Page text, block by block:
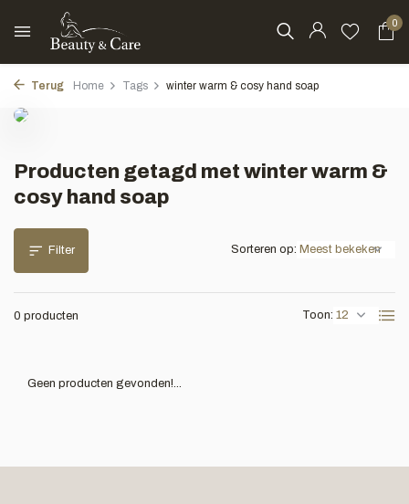
0
Terug Home Tags winter warm & cosy hand soap
Producten getagd met winter warm &
cosy hand soap
Filter
0 producten Toon:
Sorteren op:
Geen producten gevonden!...